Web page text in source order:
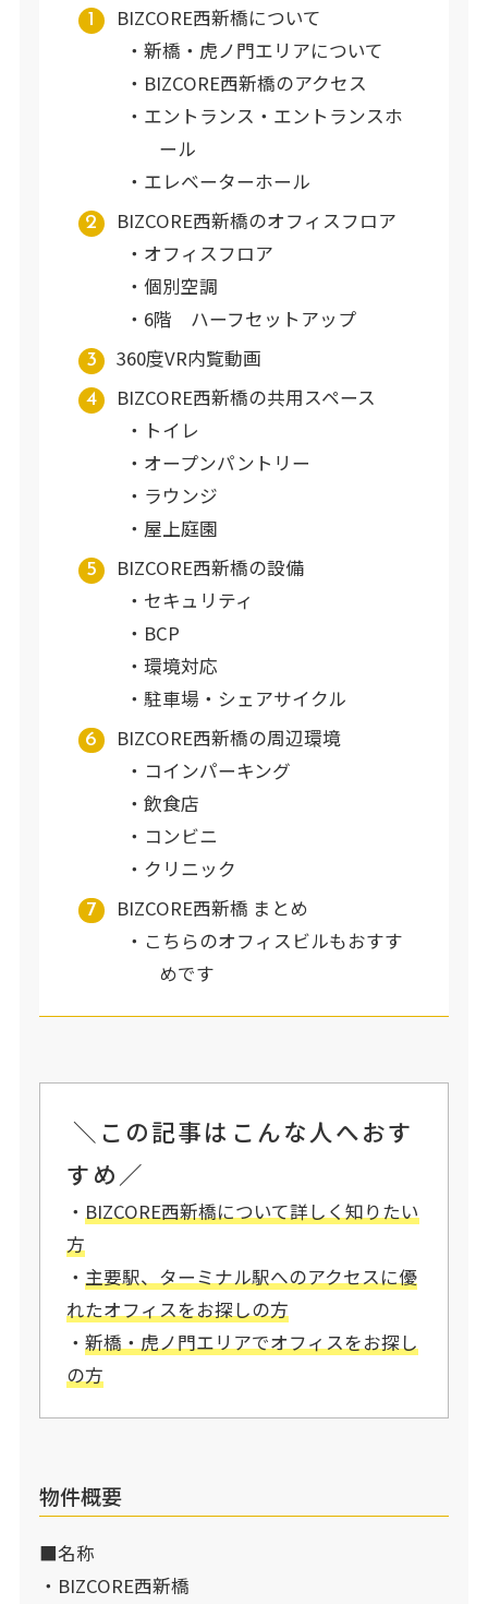
BIZCORE西新橋について
新橋・虎ノ門エリアについて
BIZCORE西新橋のアクセス
エントランス・エントランスホ
ール
エレベーターホール
BIZCORE西新橋のオフィスフロア
オフィスフロア
個別空調
6階 ハーフセットアップ
360度VR内覧動画
BIZCORE西新橋の共用スペース
トイレ
オープンパントリー
ラウンジ
屋上庭園
BIZCORE西新橋の設備
セキュリティ
BCP
環境対応
駐車場・シェアサイクル
BIZCORE西新橋の周辺環境
コインパーキング
飲食店
コンビニ
クリニック
BIZCORE西新橋 まとめ
こちらのオフィスビルもおすす
めです
＼この記事はこんな人へおす
すめ／
・ BIZCORE西新橋について詳しく知りたい
方
・ 主要駅、ターミナル駅へのアクセスに優
れたオフィスをお探しの方
・ 新橋・虎ノ門エリアでオフィスをお探し
の方
物件概要
■名称
・BIZCORE西新橋